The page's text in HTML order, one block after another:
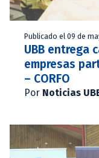
Publicado el 09 de
UBB entrega
empresas
– CORFO
Por Noticias